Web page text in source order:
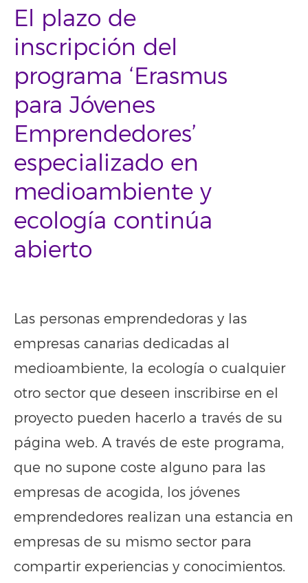
El plazo de
inscripción del
programa ‘Erasmus
para Jóvenes
Emprendedores’
especializado en
medioambiente y
ecología continúa
abierto
Las personas emprendedoras y las
empresas canarias dedicadas al
medioambiente, la ecología o cualquier
otro sector que deseen inscribirse en el
proyecto pueden hacerlo a través de su
página web. A través de este programa,
que no supone coste alguno para las
empresas de acogida, los jóvenes
emprendedores realizan una estancia en
empresas de su mismo sector para
compartir experiencias y conocimientos.